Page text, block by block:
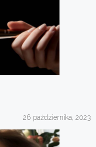
26 października, 2023